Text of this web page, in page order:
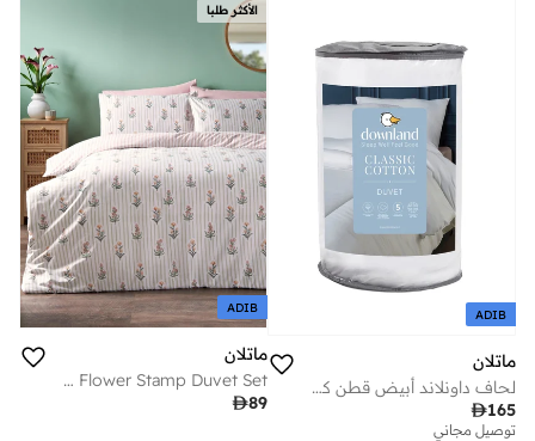
ADIB
ماتلان
لحاف داونلاند أبيض قطن كلاسيكي ١٠.٥ توج
165
توصيل مجاني
الأكثر طلبا
ADIB
ماتلان
Green Flower Stamp Duvet Set
89